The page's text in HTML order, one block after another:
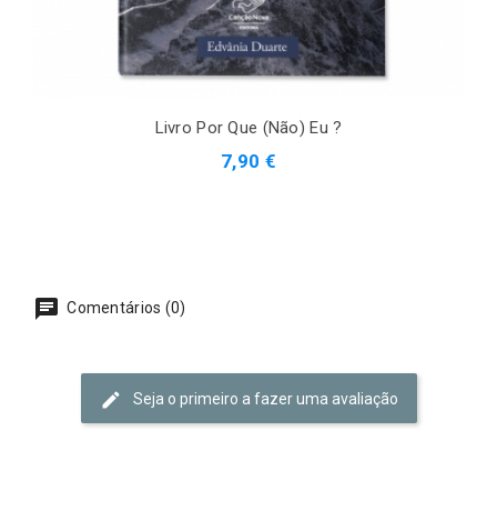
Livro Por Que (Não) Eu ?
7,90 €
Comentários (0)
Seja o primeiro a fazer uma avaliação